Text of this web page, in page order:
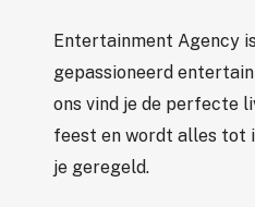
Entertainment Agency
gepassioneerd
ons vind je de perfecte
feest en wordt alles tot
je geregeld.